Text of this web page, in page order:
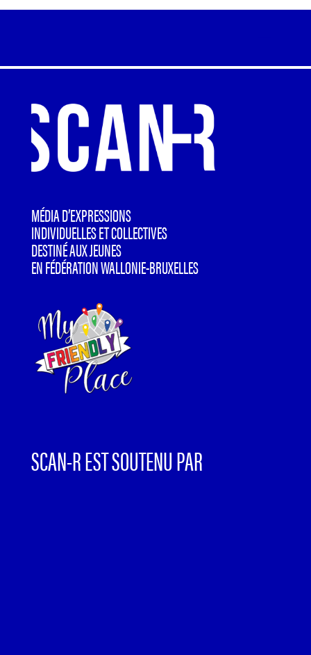
MÉDIA D’EXPRESSIONS
INDIVIDUELLES ET COLLECTIVES
DESTINÉ AUX JEUNES
EN FÉDÉRATION WALLONIE-BRUXELLES
SCAN-R EST SOUTENU PAR